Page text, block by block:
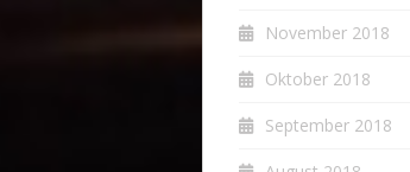
November 2018
Oktober 2018
September 2018